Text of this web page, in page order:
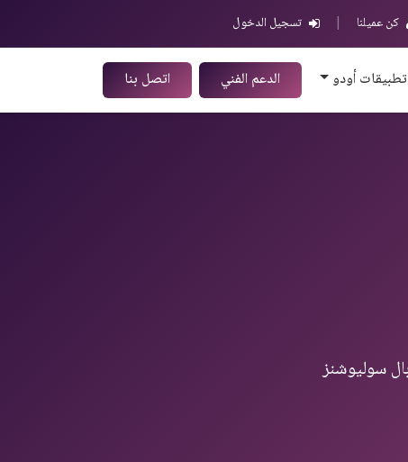
كن عميلنا | تسجيل الدخول
تطبيقات أودو الدعم الفني اتصل بنا